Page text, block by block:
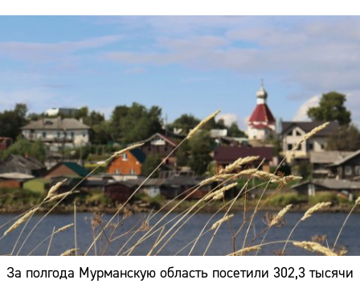
За полгода Мурманскую область посетили 302,3 тысячи
Сайт: